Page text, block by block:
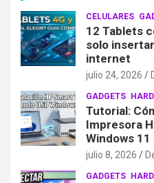
CELULARES
12 Tablets
solo
internet
julio 24, 2026
GADGETS
Tutorial:
Impresora
Windows 11
julio 8, 2026
GADGETS